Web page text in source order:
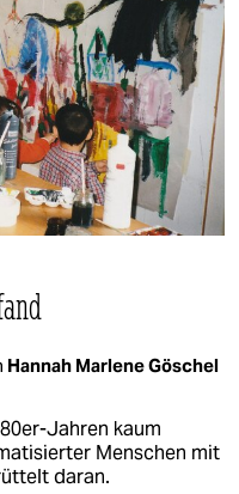
Hannah Marlene Göschel
Jahren kaum
Menschen mit
daran.